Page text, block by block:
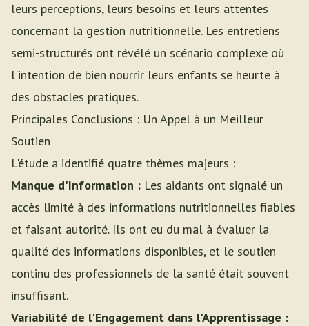
leurs perceptions, leurs besoins et leurs attentes
concernant la gestion nutritionnelle. Les entretiens
semi-structurés ont révélé un scénario complexe où
l'intention de bien nourrir leurs enfants se heurte à
des obstacles pratiques.
Principales Conclusions : Un Appel à un Meilleur
Soutien
L'étude a identifié quatre thèmes majeurs :
Manque d'Information : Les aidants ont signalé un
accès limité à des informations nutritionnelles fiables
et faisant autorité. Ils ont eu du mal à évaluer la
qualité des informations disponibles, et le soutien
continu des professionnels de la santé était souvent
insuffisant.
Variabilité de l'Engagement dans l'Apprentissage :